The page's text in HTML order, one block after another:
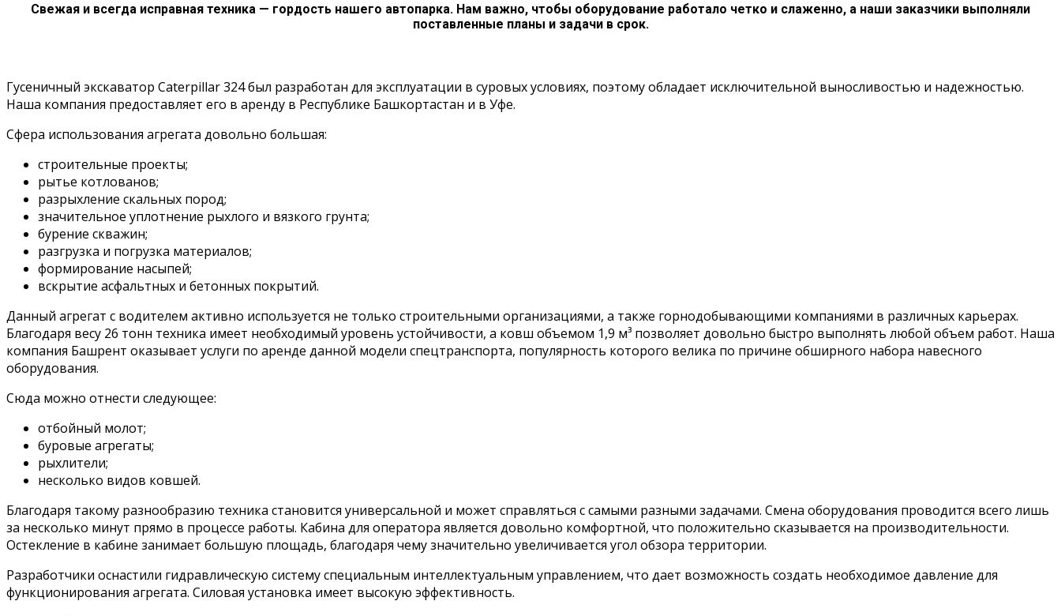
Свежая и всегда исправная техника — гордость нашего автопарка. Нам важно, чтобы оборудование работало четко и слаженно, а наши заказчики выполняли
поставленные планы и задачи в срок.
Гусеничный экскаватор Caterpillar 324 был разработан для эксплуатации в суровых условиях, поэтому обладает исключительной выносливостью и надежностью.
Наша компания предоставляет его в аренду в Республике Башкортастан и в Уфе.
Сфера использования агрегата довольно большая:
строительные проекты;
рытье котлованов;
разрыхление скальных пород;
значительное уплотнение рыхлого и вязкого грунта;
бурение скважин;
разгрузка и погрузка материалов;
формирование насыпей;
вскрытие асфальтных и бетонных покрытий.
Данный агрегат с водителем активно используется не только строительными организациями, а также горнодобывающими компаниями в различных карьерах.
Благодаря весу 26 тонн техника имеет необходимый уровень устойчивости, а ковш объемом 1,9 м³ позволяет довольно быстро выполнять любой объем работ. Наша
компания Башрент оказывает услуги по аренде данной модели спецтранспорта, популярность которого велика по причине обширного набора навесного
оборудования.
Сюда можно отнести следующее:
отбойный молот;
буровые агрегаты;
рыхлители;
несколько видов ковшей.
Благодаря такому разнообразию техника становится универсальной и может справляться с самыми разными задачами. Смена оборудования проводится всего лишь
за несколько минут прямо в процессе работы. Кабина для оператора является довольно комфортной, что положительно сказывается на производительности.
Остекление в кабине занимает большую площадь, благодаря чему значительно увеличивается угол обзора территории.
Разработчики оснастили гидравлическую систему специальным интеллектуальным управлением, что дает возможность создать необходимое давление для
функционирования агрегата. Силовая установка имеет высокую эффективность.